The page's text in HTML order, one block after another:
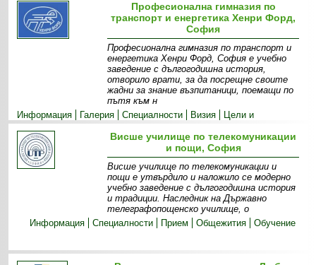
Професионална гимназия по
транспорт и енергетика Хенри Форд,
София
Професионална гимназия по транспорт и
енергетика Хенри Форд, София е учебно
заведение с дългогодишна история,
отворило врати, за да посрещне своите
жадни за знание възпитаници, поемащи по
пътя към н
Информация
Галерия Специалности Визия
Цели и
приоритети
Екип
Висше училище по телекомуникации
и пощи, София
Висше училище по телекомуникации и
пощи е утвърдило и наложило се модерно
учебно заведение с дългогодишна история
и традиции. Наследник на Държавно
телеграфопощенско училище, о
Информация
Специалности Прием Общежития Обучение